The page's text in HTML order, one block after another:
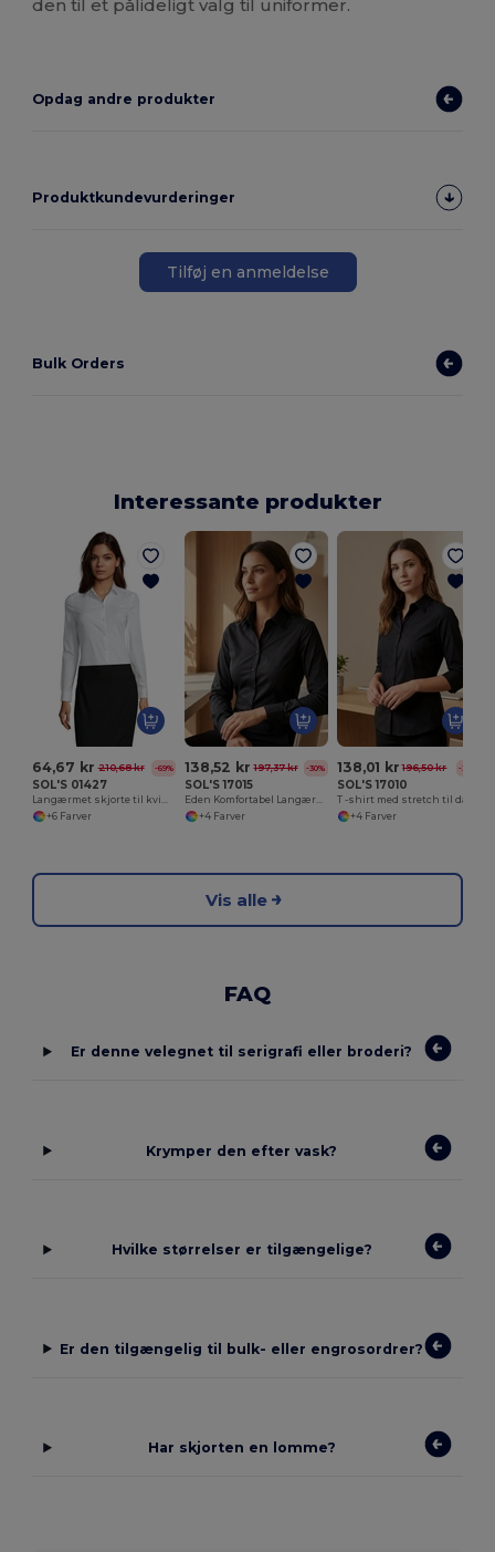
den til et pålideligt valg til uniformer.
Opdag andre produkter
Produktkundevurderinger
Tilføj en anmeldelse
Bulk Orders
Interessante produkter
64,67 kr 210,68 kr -69%
SOL'S 01427
Langærmet skjorte til kvinder Blake
+6 Farver
138,52 kr 197,37 kr -30%
SOL'S 17015
Eden Komfortabel Langærmet Stretchskjorte til Kvinder
+4 Farver
138,01 kr 196,50 kr -30%
SOL'S 17010
+4 Farver
Vis alle
FAQ
Er denne velegnet til serigrafi eller broderi?
Krymper den efter vask?
Hvilke størrelser er tilgængelige?
Er den tilgængelig til bulk- eller engrosordrer?
Har skjorten en lomme?